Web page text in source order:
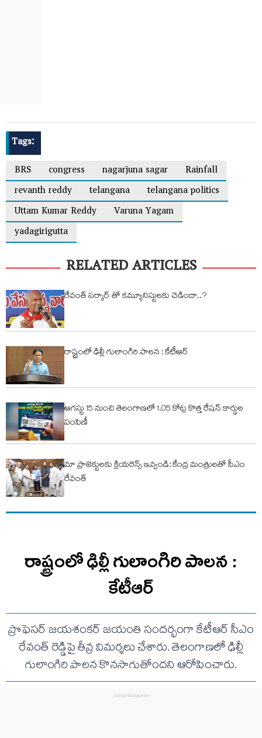
Tags:
BRS
congress nagarjuna sagar
Rainfall
revanth reddy
telangana
telangana politics
Uttam Kumar Reddy
Varuna Yagam
yadagirigutta
RELATED ARTICLES
రేవంత్ సర్కార్ తో కమ్యూనిస్టులకు చెడిందా..?
రాష్ట్రంలో ఢిల్లీ గులాంగిరి పాలన : కేటీఆర్
ఆగస్టు 15 నుంచి తెలంగాణలో 1.05 కోట్ల కొత్త రేషన్ కార్డుల
పంపిణీ
మా ప్రాజెక్టులకు క్లియరెన్స్ ఇవ్వండి: కేంద్ర మంత్రులతో సీఎం
రేవంత్
రాష్ట్రంలో ఢిల్లీ గులాంగిరి పాలన :
కేటీఆర్
ప్రొఫెసర్ జయశంకర్ జయంతి సందర్భంగా కేటీఆర్ సీఎం
రేవంత్ రెడ్డిపై తీవ్ర విమర్శలు చేశారు. తెలంగాణలో ఢిల్లీ
గులాంగిరి పాలన కొనసాగుతోందని ఆరోపించారు.